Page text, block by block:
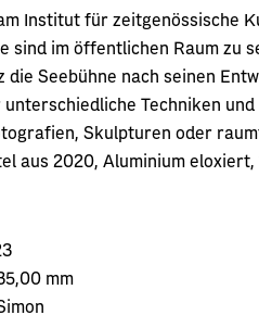
Institut für zeitgenössische
sind im öffentlichen Raum zu
die Seebühne nach seinen
Techniken
Skulpturen oder
aus 2020, Aluminium
mm